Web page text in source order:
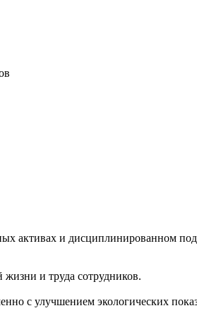
активах и дисциплинированном
и труда сотрудников.
с улучшением экологических